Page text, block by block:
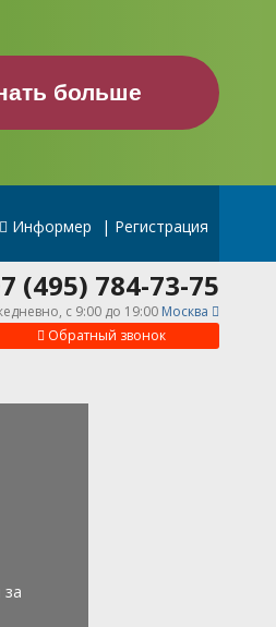
больше
Информер | Регистрация
Обратный звонок
(495) 784-73-75
c 9:00 до 19:00 Москва